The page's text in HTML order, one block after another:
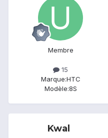
Membre
15
Marque:HTC
Modèle:8S
Kwal